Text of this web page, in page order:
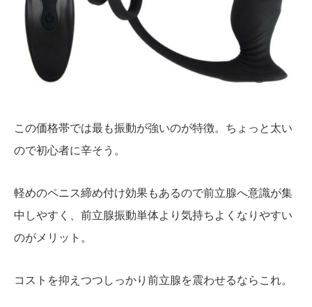
この価格帯では最も振動が強いのが特徴。ちょっと太い
ので初心者に辛そう。
軽めのペニス締め付け効果もあるので前立腺へ意識が集
中しやすく、前立腺振動単体より気持ちよくなりやすい
のがメリット。
コストを抑えつつしっかり前立腺を震わせるならこれ。